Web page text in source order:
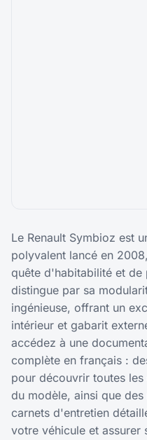
Le Renault Symbioz est
polyvalent lancé en
quête d'habitabilité et de
distingue par sa
ingénieuse, offrant un
intérieur et gabarit
accédez à une
complète en français :
pour découvrir toutes
du modèle, ainsi que
carnets d'entretien
votre véhicule et assurer